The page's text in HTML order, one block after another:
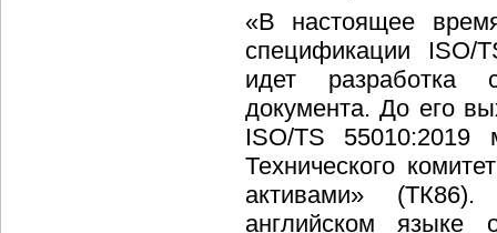
«В настоящее
спецификации
идет разработка
документа. До его
ISO/TS 55010:2019
Технического
активами»
английском языке